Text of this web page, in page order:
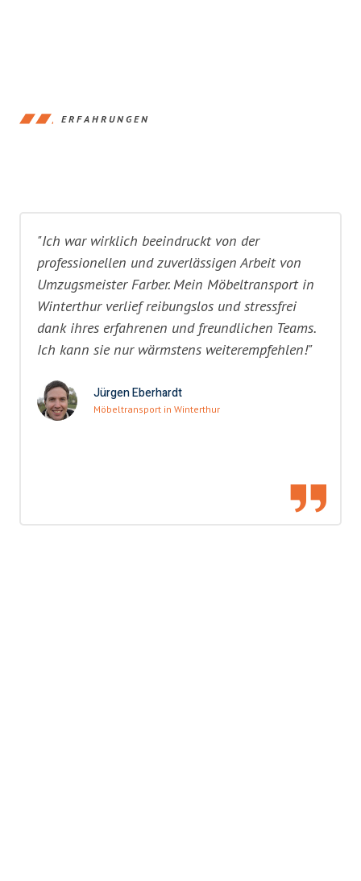
ERFAHRUNGEN
"Ich war wirklich beeindruckt von der
professionellen und zuverlässigen Arbeit von
Umzugsmeister Farber. Mein Möbeltransport in
Winterthur verlief reibungslos und stressfrei
dank ihres erfahrenen und freundlichen Teams.
Ich kann sie nur wärmstens weiterempfehlen!"
Jürgen Eberhardt
Möbeltransport in Winterthur